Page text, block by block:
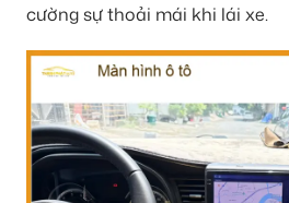
cường sự thoải mái khi lái xe.